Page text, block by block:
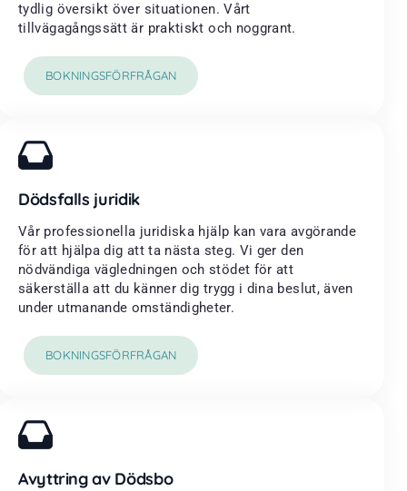
tydlig översikt över situationen. Vårt
tillvägagångssätt är praktiskt och noggrant.
BOKNINGSFÖRFRÅGAN
Dödsfalls juridik
Vår professionella juridiska hjälp kan vara avgörande
för att hjälpa dig att ta nästa steg. Vi ger den
nödvändiga vägledningen och stödet för att
säkerställa att du känner dig trygg i dina beslut, även
under utmanande omständigheter.
BOKNINGSFÖRFRÅGAN
Avyttring av Dödsbo